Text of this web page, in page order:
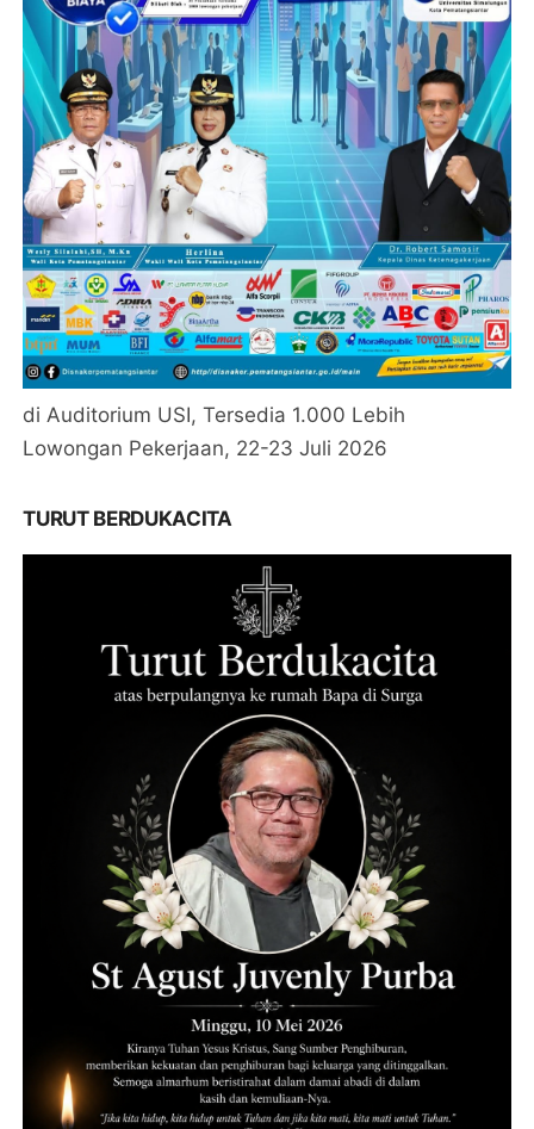
di Auditorium USI, Tersedia 1.000 Lebih
Lowongan Pekerjaan, 22-23 Juli 2026
TURUT BERDUKACITA